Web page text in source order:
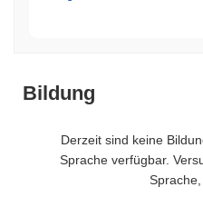
Bildung
Derzeit sind keine
Sprache verfügbar.
Sprache,